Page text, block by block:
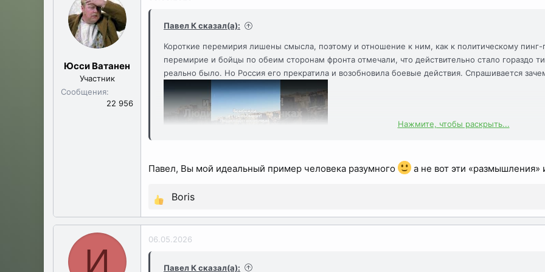
Юсси Ватанен
Участник
Сообщения
22 956
Павел К сказал(а):
Короткие перемирия лишены смысла, поэтому и отношение к ним, как к политическому
перемирие и бойцы по обеим сторонам фронта отмечали, что действительно стало гораздо
реально было. Но Россия его прекратила и возобновила боевые действия. Спрашивается
Нажмите, чтобы раскрыть...
Павел, Вы мой идеальный пример человека разумного а не вот эти «размышления»
Р
е
Boris
И
06.05.2026
Павел К сказал(а):